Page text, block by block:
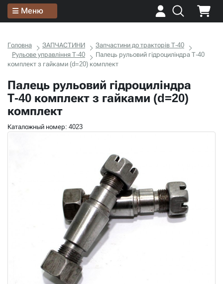
Меню
Головна ЗАПЧАСТИНИ
Запчастини до тракторів Т-40
Рульове управління Т-40
Палець рульовий гідроциліндра Т-40
комплект з гайками (d=20) комплект
Палець рульовий гідроциліндра
Т-40 комплект з гайками (d=20)
комплект
Каталожный номер: 4023